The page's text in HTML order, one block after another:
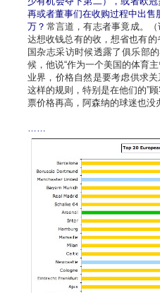
再或者董事们在收购过程中出
万？ 常言道，有志者事竟成。
达想收钱总有的收，想省也有
国杂志采访时候透露了俱乐部
候，他说“作为一个美国的体育
业界，价格自然是要考虑供求
这样的规则，特别是在他们的”
票价格再高，阿森纳的球迷也没